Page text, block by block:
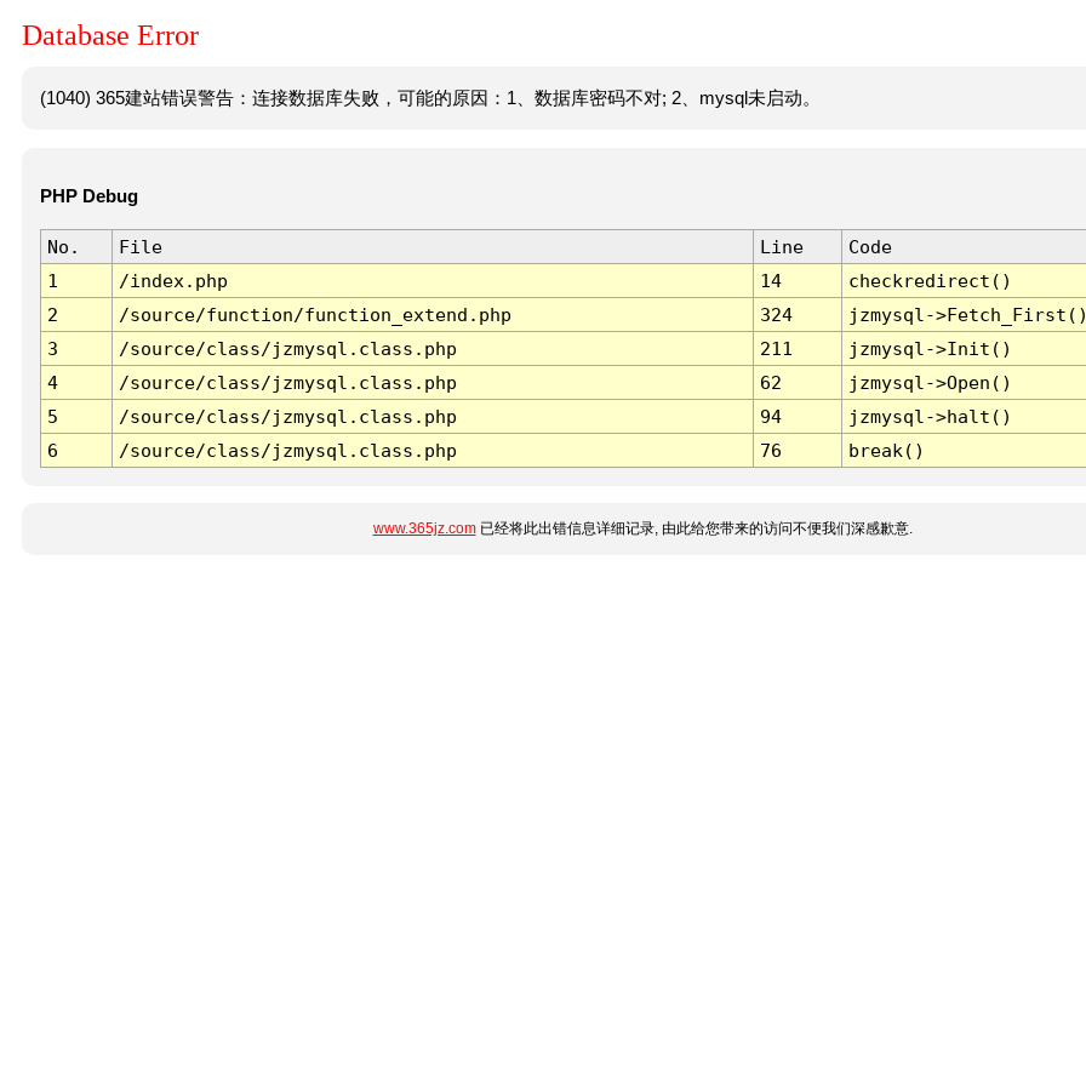
Database Error
(1040) 365建站错误警告：连接数据库失败，可能的原因：1、数据库密码不对; 2、mysql未启动。
PHP Debug
No. File Line
Code
1
/index.php 14
checkredirect()
2
/source/function/function_extend.php 324
jzmysql-
3
/source/class/jzmysql.class.php 211
jzmysql->Init()
4
/source/class/jzmysql.class.php 62
jzmysql->Open()
5
/source/class/jzmysql.class.php 94
jzmysql->halt()
6
/source/class/jzmysql.class.php 76 break()
www.365jz.com已经将此出错信息详细记录, 由此给您带来的访问不便我们深感歉意.